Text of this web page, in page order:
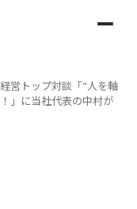
営トップ対談「”人を軸
」に当社代表の中村が